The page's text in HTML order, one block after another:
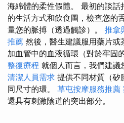
海綿體的柔性假體。 最初的談話
的生活方式和飲食圖，檢查您的
量您的脈搏（透過觸診）。 推拿
推薦 然後，醫生建議服用藥片或
加血管中的血液循環（對於牢固
整復療程 就個人而言，我們建議
清潔人員需求 提供不同材質（矽
同尺寸的環。 草屯按摩服務推薦
還具有刺激陰道的突出部分。